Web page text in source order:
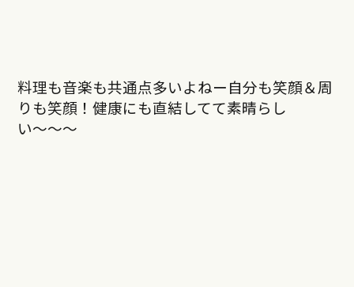
料理も音楽も共通点多いよねー自分も笑顔＆周
りも笑顔！健康にも直結してて素晴らし
い〜〜〜